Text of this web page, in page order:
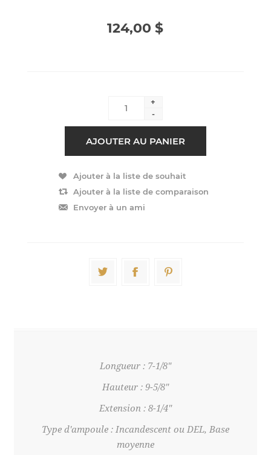
124,00 $
+
-
Longueur : 7-1/8"
Hauteur : 9-5/8"
Extension : 8-1/4"
Type d'ampoule : Incandescent ou DEL, Base
moyenne